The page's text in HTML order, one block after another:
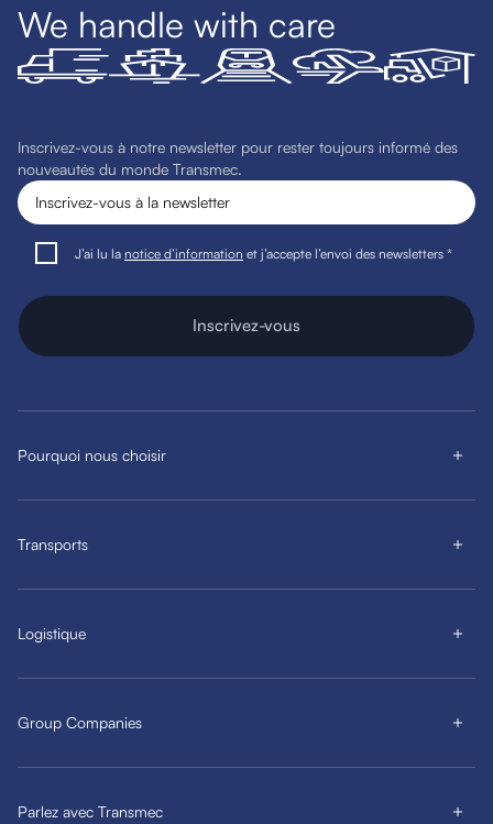
We handle with care
Inscrivez-vous à notre newsletter pour rester toujours informé des
nouveautés du monde Transmec.
J’ai lu la notice d’information et j’accepte l’envoi des newsletters *
Inscrivez-vous
Pourquoi nous choisir
Transports
Logistique
Group Companies
Parlez avec Transmec